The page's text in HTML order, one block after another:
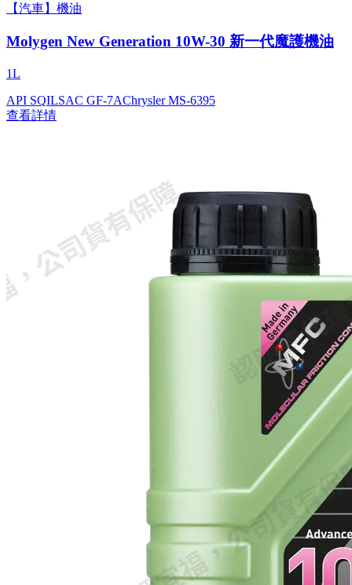
【汽車】機油
Molygen New Gener­a­tion 10W-30 新一代魔護機油
1L
API SQILSAC GF-7AChrysler MS-6395
查看詳情